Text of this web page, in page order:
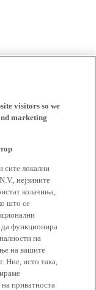
visitors so we
marketing
сите локални
нејзините
колачиња,
што се
да функционира
на
на вашите
Ние, исто така,
приватноста